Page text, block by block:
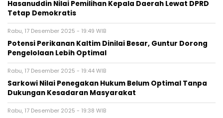
Hasanuddin Nilai Pemilihan Kepala Daerah Lewat DPRD
Tetap Demokratis
Rabu, 17 Desember 2025 - 19:49 WIB
Potensi Perikanan Kaltim Dinilai Besar, Guntur Dorong
Pengelolaan Lebih Optimal
Rabu, 17 Desember 2025 - 19:44 WIB
Sarkowi Nilai Penegakan Hukum Belum Optimal Tanpa
Dukungan Kesadaran Masyarakat
Rabu, 17 Desember 2025 - 19:38 WIB